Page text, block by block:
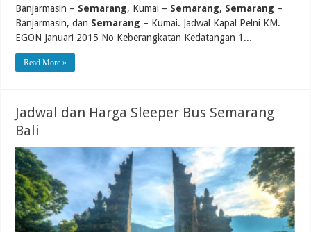
Banjarmasin – Semarang, Kumai – Semarang, Semarang –
Banjarmasin, dan Semarang – Kumai. Jadwal Kapal Pelni KM.
EGON Januari 2015 No Keberangkatan Kedatangan 1...
Read More »
Jadwal dan Harga Sleeper Bus Semarang
Bali